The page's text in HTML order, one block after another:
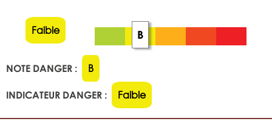
Faible B
NOTE DANGER : B
INDICATEUR DANGER : Faible